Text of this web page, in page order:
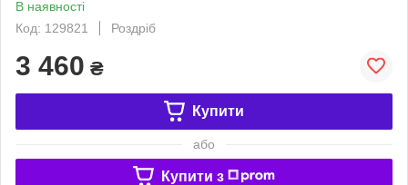
В наявності
Код: 129821
Роздріб
3 460 ₴
Купити
або
Купити з